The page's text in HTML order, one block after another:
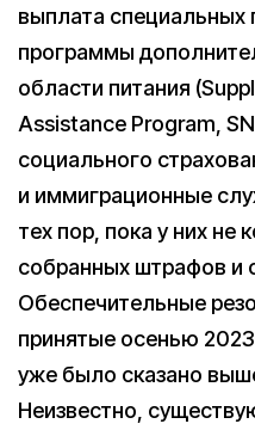
выплата специальных
программы
области питания
Assistance Program,
социального
и иммиграционные
тех пор, пока у них не
собранных штрафов и
Обеспечительные
принятые осенью
уже было сказано
Неизвестно,